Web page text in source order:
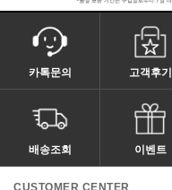
카톡문의 고객후기
배송조회 이벤트
CUSTOMER CENTER